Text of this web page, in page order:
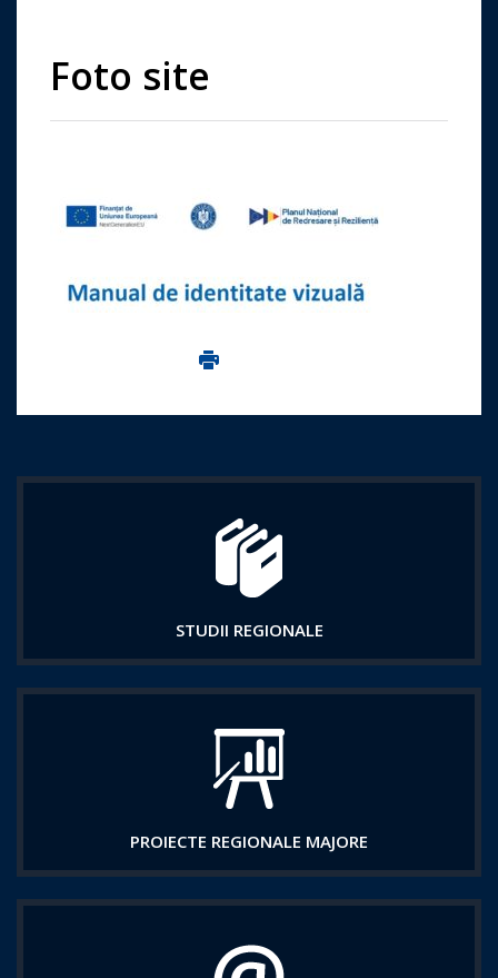
Foto site
Imprima aceasta pagina
STUDII REGIONALE
PROIECTE REGIONALE MAJORE